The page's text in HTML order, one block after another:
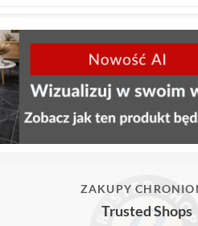
ZAKUPY
Trusted Shops